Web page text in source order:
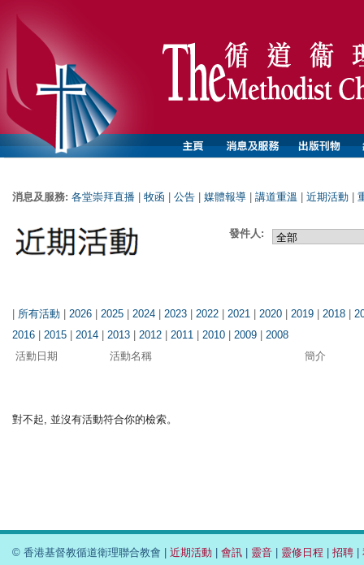
消息及服務: 各堂崇拜直播 牧函 公告 媒體報導 講道重溫 近期活動
發件人:
| 所有活動 | 2026 | 2025 | 2024 | 2023 | 2022 | 2021 | 2020 | 2019 | 2018 |
2016 | 2015 | 2014 | 2013 | 2012 | 2011 | 2010 | 2009 | 2008
活動日期
活動名稱 簡介
對不起, 並沒有活動符合你的檢索。
© 香港基督教循道衛理聯合教會 | 近期活動 會訊 靈音 靈修日程 招聘